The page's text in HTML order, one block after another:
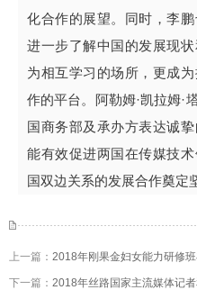
化合作的展望。同时，李
进一步了解中国的发展现
为相互学习的场所，更成
作的平台。阿勒姆·凯拉姆·
国商务部及承办方表达诚
能有效促进两国在传媒技
国双边关系的发展合作奠定
上一篇： 2018年刚果金妇女能力研修
下一篇： 2018年丝路国家主流媒体记